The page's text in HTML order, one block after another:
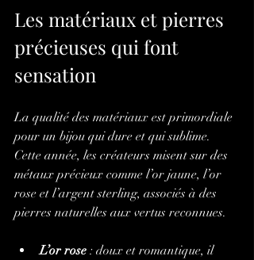
Les matériaux et pierres
précieuses qui font
sensation
La qualité des matériaux est primordiale
pour un bijou qui dure et qui sublime.
Cette année, les créateurs misent sur des
métaux précieux comme l’or jaune, l’or
rose et l’argent sterling, associés à des
pierres naturelles aux vertus reconnues.
L’or rose : doux et romantique, il